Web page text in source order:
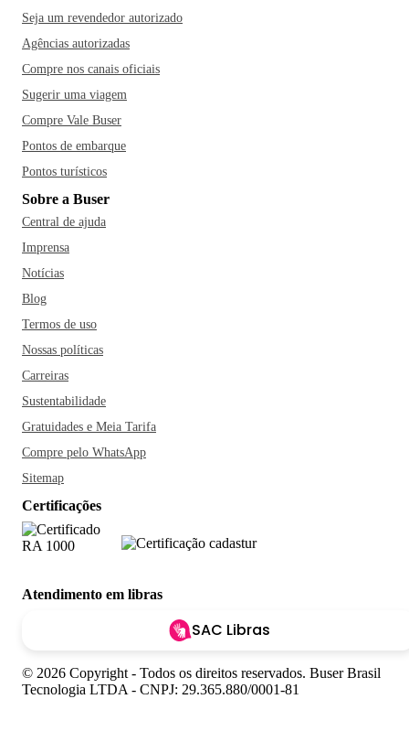
Seja um revendedor autorizado
Agências autorizadas
Compre nos canais oficiais
Sugerir uma viagem
Compre Vale Buser
Pontos de embarque
Pontos turísticos
Sobre a Buser
Central de ajuda
Imprensa
Notícias
Blog
Termos de uso
Nossas políticas
Carreiras
Sustentabilidade
Gratuidades e Meia Tarifa
Compre pelo WhatsApp
Sitemap
Certificações
Atendimento em libras
SAC Libras
© 2026 Copyright - Todos os direitos reservados. Buser Brasil
Tecnologia LTDA - CNPJ: 29.365.880/0001-81